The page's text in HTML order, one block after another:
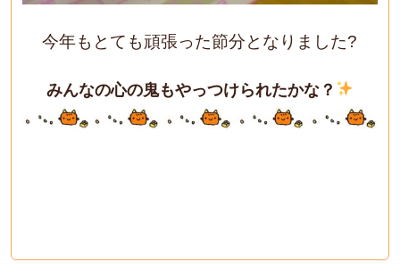
今年もとても頑張った節分となりました?
みんなの心の鬼もやっつけられたかな？